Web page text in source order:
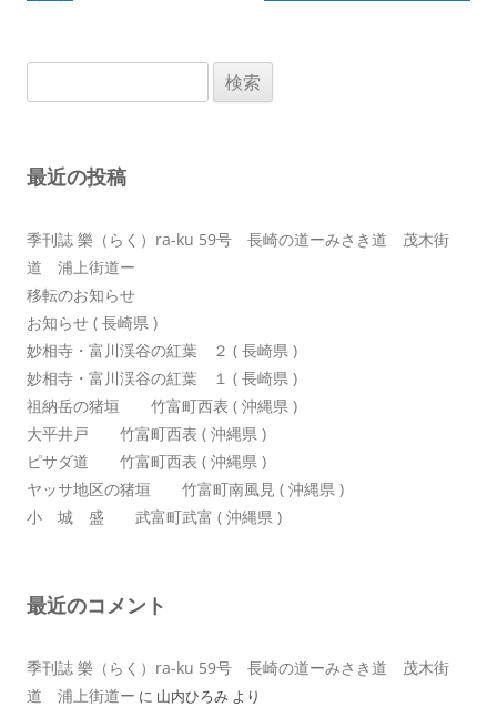
ョ
索:
最近の投稿
季刊誌 樂（らく）ra-ku 59号 長崎の道ーみさき道 茂木街
道 浦上街道ー
移転のお知らせ
お知らせ ( 長崎県 )
妙相寺・富川渓谷の紅葉 ２ ( 長崎県 )
妙相寺・富川渓谷の紅葉 １ ( 長崎県 )
祖納岳の猪垣 竹富町西表 ( 沖縄県 )
大平井戸 竹富町西表 ( 沖縄県 )
ピサダ道 竹富町西表 ( 沖縄県 )
ヤッサ地区の猪垣 竹富町南風見 ( 沖縄県 )
小 城 盛 武富町武富 ( 沖縄県 )
最近のコメント
季刊誌 樂（らく）ra-ku 59号 長崎の道ーみさき道 茂木街
道 浦上街道ー に 山内ひろみ より